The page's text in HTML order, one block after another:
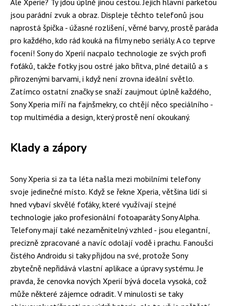
jsou parádní zvuk a obraz. Displeje těchto telefonů jsou
naprostá špička - úžasné rozlišení, věrné barvy, prostě paráda
pro každého, kdo rád kouká na filmy nebo seriály. A co teprve
focení! Sony do Xperií nacpalo technologie ze svých profi
foťáků, takže fotky jsou ostré jako břitva, plné detailů a s
přirozenými barvami, i když není zrovna ideální světlo.
Zatímco ostatní značky se snaží zaujmout úplně každého,
Sony Xperia míří na fajnšmekry, co chtějí něco speciálního -
top multimédia a design, který prostě není okoukaný.
Klady a zápory
Sony Xperia si za ta léta našla mezi mobilními telefony
svoje jedinečné místo. Když se řekne Xperia, většina lidí si
hned vybaví skvělé foťáky, které využívají stejné
technologie jako profesionální fotoaparáty Sony Alpha.
Telefony mají také nezaměnitelný vzhled - jsou elegantní,
precizně zpracované a navíc odolají vodě i prachu. Fanoušci
čistého Androidu si taky přijdou na své, protože Sony
zbytečně nepřidává vlastní aplikace a úpravy systému. Je
pravda, že cenovka nových Xperií bývá docela vysoká, což
může některé zájemce odradit. V minulosti se taky